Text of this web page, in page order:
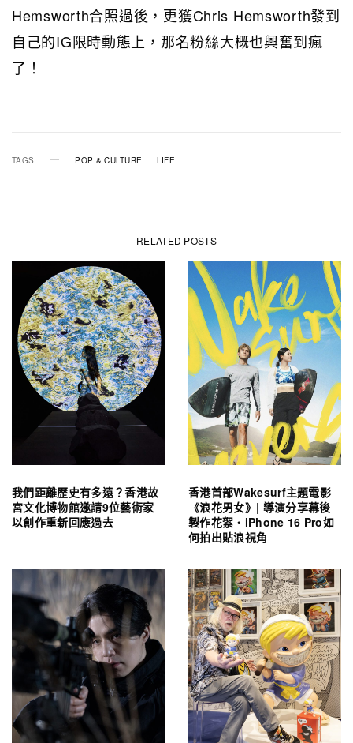
Hemsworth合照過後，更獲Chris Hemsworth發到
自己的IG限時動態上，那名粉絲大概也興奮到瘋
了！
TAGS POP & CULTURE LIFE
RELATED POSTS
我們距離歷史有多遠？香港故
宮文化博物館邀請9位藝術家
以創作重新回應過去
香港首部Wakesurf主題電影
《浪花男女》| 導演分享幕後
製作花絮・iPhone 16 Pro如
何拍出貼浪視角